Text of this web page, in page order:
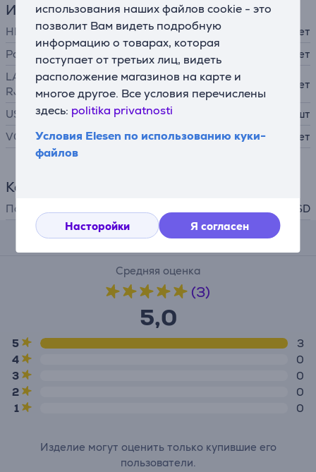
использования наших файлов cookie - это
позволит Вам видеть подробную
информацию о товарах, которая
поступает от третьих лиц, видеть
расположение магазинов на карте и
многое другое. Все условия перечислены
здесь: politika privatnosti
Условия Elesen по использованию куки-
файлов
Насторойки Я согласен
Интерфейсы
HDMI
Нет
Разъем для наушников
Нет
LAN (сетевой интерфейс,
RJ45)
Нет
USB-A
3 шт
VGA
Нет
Кардридер
Поддержка форматов MicroSD, SD
Комментарии
Средняя оценка
(3)
5,0
5
3
4
0
3
0
2
0
1
0
Изделие могут оценить только купившие его
пользователи.